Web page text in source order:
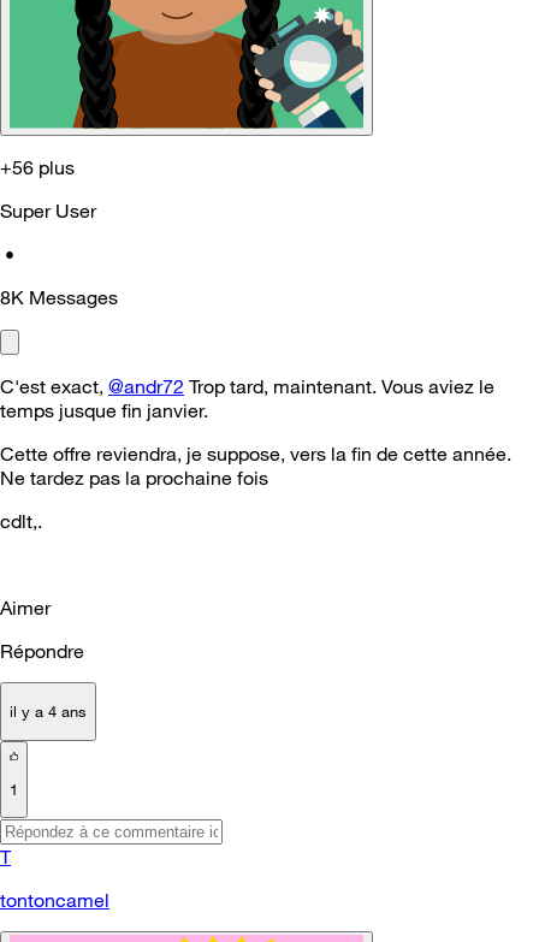
+56 plus
Super User
•
8K Messages
C'est exact, @andr72 Trop tard, maintenant. Vous aviez le
temps jusque fin janvier.
Cette offre reviendra, je suppose, vers la fin de cette année.
Ne tardez pas la prochaine fois
cdlt,.
Aimer
Répondre
il y a 4 ans
1
T
tontoncamel